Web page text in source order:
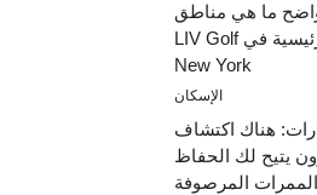
ما هي مناطق
الجذب الرئيسية في LIV Golf
New York
الإسكان
هناك اكتشاف
يتيح لك الحفاظ
المرصوفة